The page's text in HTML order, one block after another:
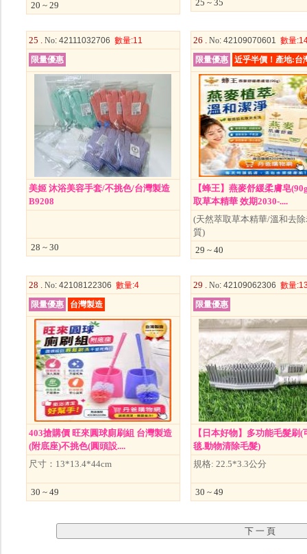
20 ~ 29 25 ~ 35
25 . No: 42111032706 數量:11
限量優惠
美姬 沐浴美容手套/不挑色/台灣製造
B9208
28 ~ 30
26 . No: 42109070601 數量
限量優惠
近乎半價！產地:台
【蜂王】燕麥舒緩柔膚皂
取草本精華 效期2030-....
(天然萃取草本精華/溫和去
質)
29 ~ 40
28 . No: 42108122306 數量:4
限量優惠
台灣製造
403搶購價 旺來圓球廁刷組 台灣製造
(附底座)不挑色(圓頭設....
尺寸：13*13.4*44cm
30 ~ 49
29 . No: 42109062306 數量
限量優惠
【日本好物】多功能毛髮刷(
毯.動物清除毛髮)
規格: 22.5*3.3公分
30 ~ 49